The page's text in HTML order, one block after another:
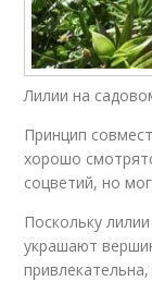
Лилии на
Принцип
хорошо
соцветий, но
Поскольку
украшают